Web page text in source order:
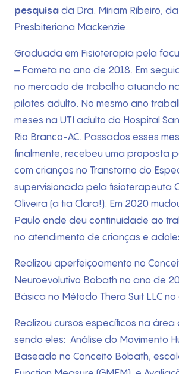
O que fazemos
Técnicas
Fotos
Blog
Contato
pesquisa da Dra. Miriam Ribeiro,
Presbiteriana Mackenzie.
Graduada em Fisioterapia pela
– Fameta no ano de 2018. Em
no mercado de trabalho atuando
pilates adulto. No mesmo ano
meses na UTI adulto do Hospital
Rio Branco-AC. Passados esses
finalmente, recebeu uma proposta
com crianças no Transtorno do
supervisionada pela fisioterapeuta
Oliveira (a tia Clara!). Em 2020
Paulo onde deu continuidade ao
no atendimento de crianças e
Realizou aperfeiçoamento no
Neuroevolutivo Bobath no ano de
Básica no Método Thera Suit LLC
Realizou cursos específicos na
sendo eles: Análise do Movimento
Baseado no Conceito Bobath,